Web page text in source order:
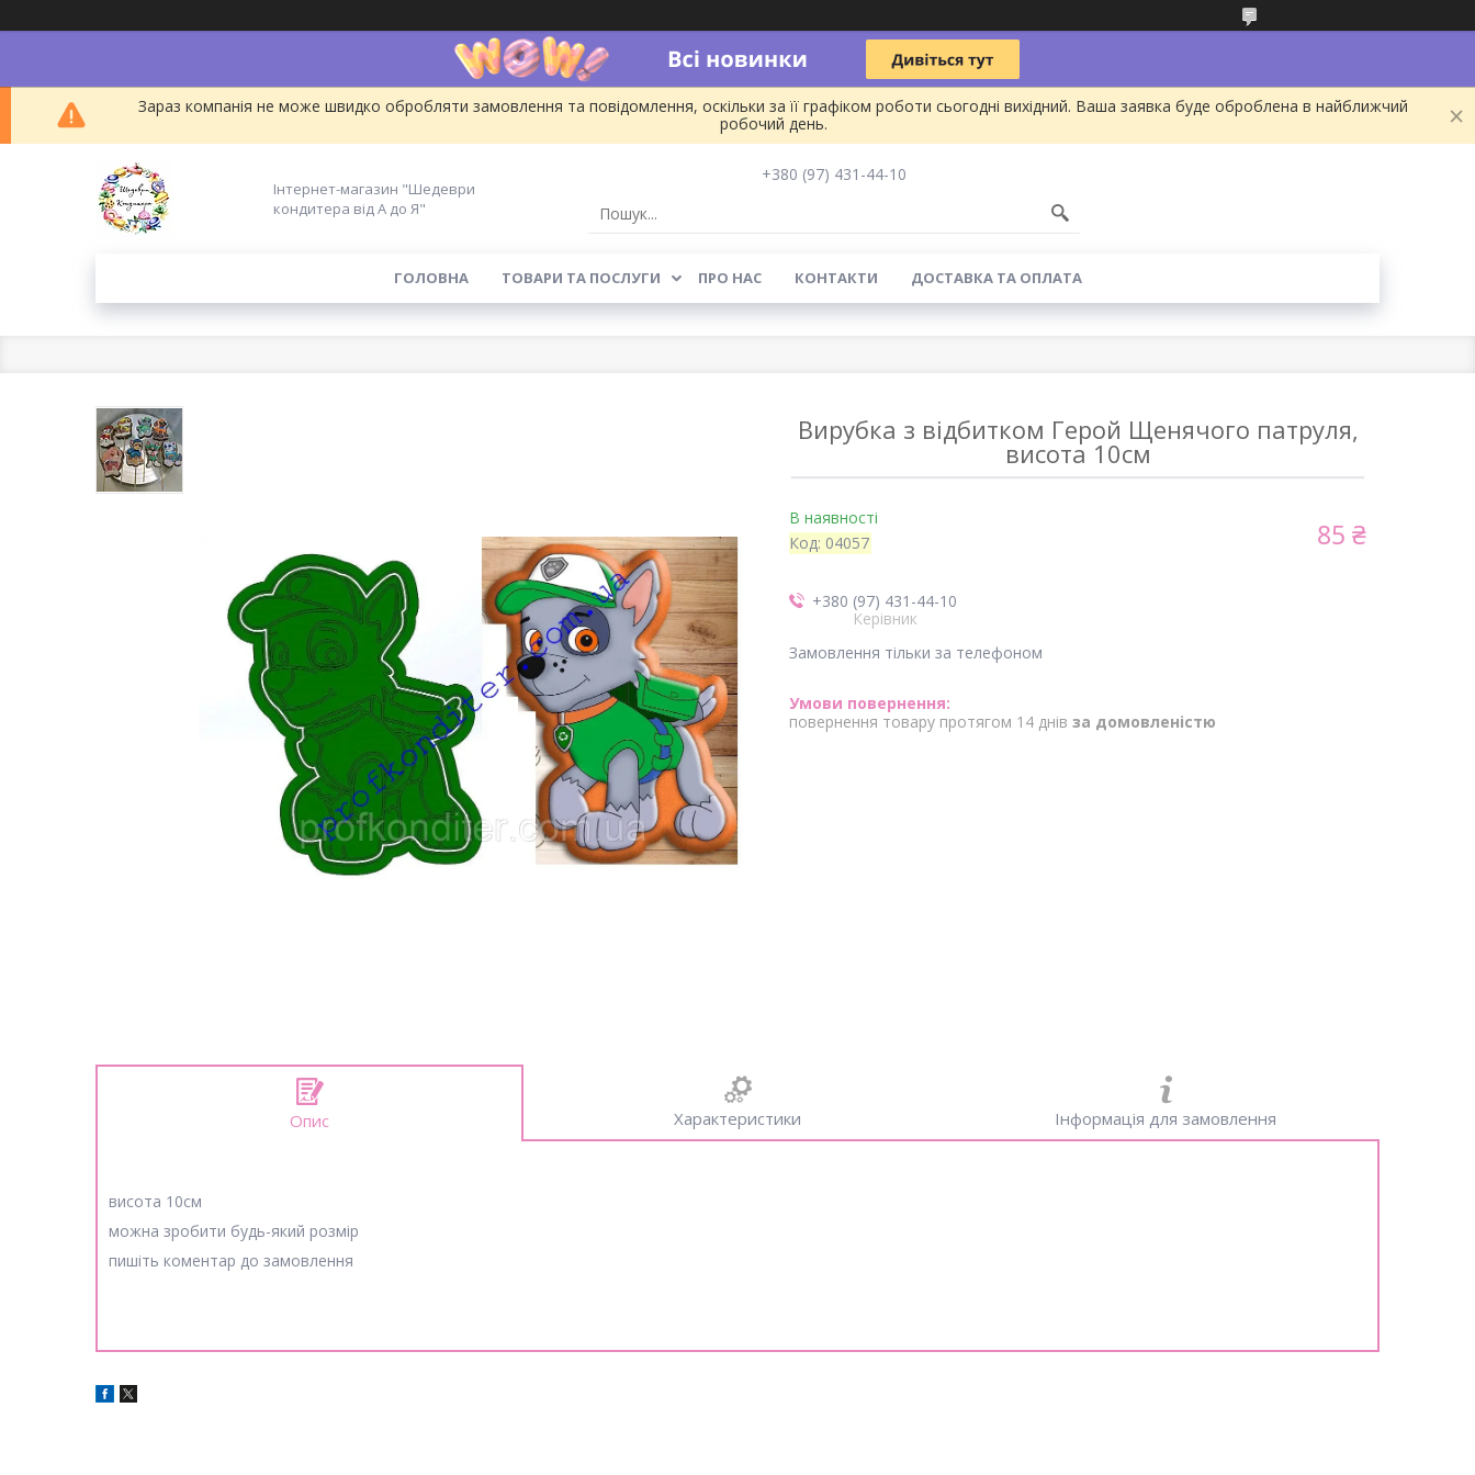
Зараз компанія не може швидко обробляти замовлення та повідомлення, оскільки за її графіком роботи сьогодні вихідний. Ваша заявка буде оброблена в найближчий
робочий день.
Інтернет-магазин "Шедеври
кондитера від А до Я"
+380 (97) 431-44-10
ГОЛОВНА ТОВАРИ ТА ПОСЛУГИ ПРО НАС КОНТАКТИ ДОСТАВКА ТА ОПЛАТА
Вирубка з відбитком Герой Щенячого патруля,
висота 10см
В наявності
Код: 04057 85 ₴
+380 (97) 431-44-10
Керівник
Замовлення тільки за телефоном
повернення товару протягом 14 днів за домовленістю
Опис Характеристики Інформація для замовлення
висота 10см
можна зробити будь-який розмір
пишіть коментар до замовлення